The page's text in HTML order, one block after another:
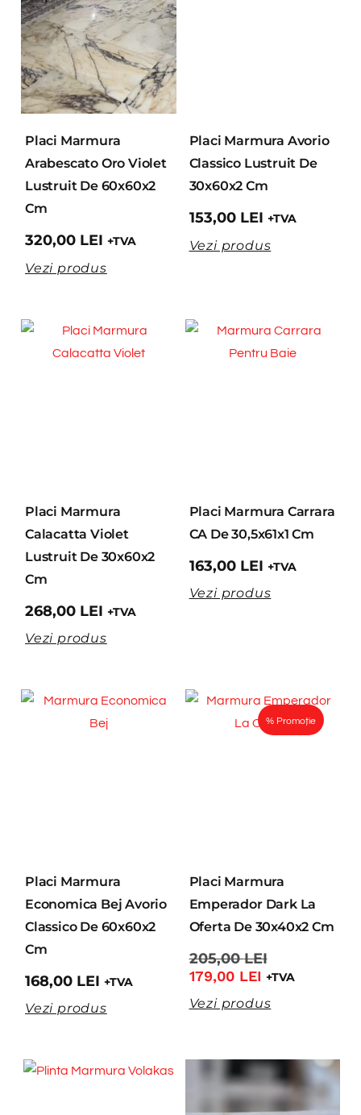
Placi Marmura
Arabescato Oro Violet
Lustruit De 60x60x2
Cm
320,00 LEI +TVA
Vezi produs
Placi Marmura Avorio
Classico Lustruit De
30x60x2 Cm
153,00 LEI +TVA
Vezi produs
Placi Marmura
Calacatta Violet
Lustruit De 30x60x2
Cm
268,00 LEI +TVA
Vezi produs
Placi Marmura Carrara
CA De 30,5x61x1 Cm
163,00 LEI +TVA
Vezi produs
Placi Marmura
Economica Bej Avorio
Classico De 60x60x2
Cm
168,00 LEI +TVA
Vezi produs
% Promoție
Placi Marmura
Emperador Dark La
Oferta De 30x40x2 Cm
205,00LEI
179,00 LEI +TVA
Vezi produs